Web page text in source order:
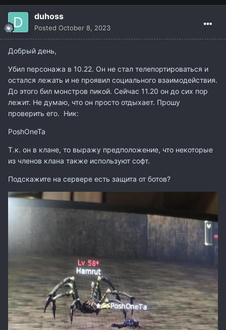
duhoss
Posted October 8, 2023
Добрый день,
Убил персонажа в 10.22. Он не стал телепортироваться и
остался лежать и не проявил социального взаимодействия.
До этого бил монстров пикой. Сейчас 11.20 он до сих пор
лежит. Не думаю, что он просто отдыхает. Прошу
проверить его. Ник:
PoshOneTa
Т.к. он в клане, то выражу предположение, что некоторые
из членов клана также используют софт.
Подскажите на сервере есть защита от ботов?